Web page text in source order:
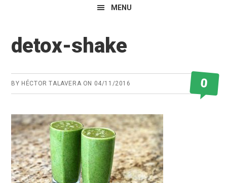
MENU
detox-shake
BY HÉCTOR TALAVERA ON 04/11/2016 0